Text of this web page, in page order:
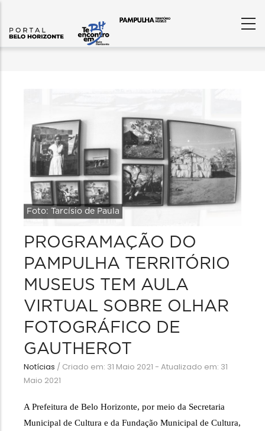
Foto: Tarcísio de Paula
PROGRAMAÇÃO DO
PAMPULHA TERRITÓRIO
MUSEUS TEM AULA
VIRTUAL SOBRE OLHAR
FOTOGRÁFICO DE
GAUTHEROT
Notícias / Criado em: 31 Maio 2021 - Atualizado em: 31
Maio 2021
A Prefeitura de Belo Horizonte, por meio da Secretaria
Municipal de Cultura e da Fundação Municipal de Cultura,